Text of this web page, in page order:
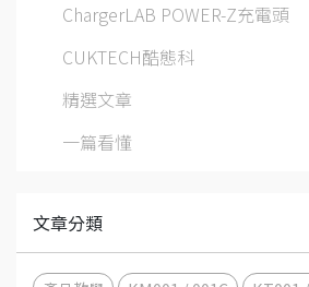
ChargerLAB POWER-Z充電頭
CUKTECH酷態科
精選文章
一篇看懂
文章分類